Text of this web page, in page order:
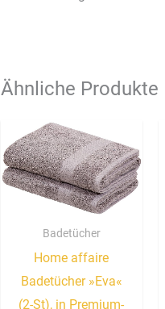
Ähnliche Produkte
Badetücher
Home affaire
Badetücher »Eva«
(2-St), in Premium-